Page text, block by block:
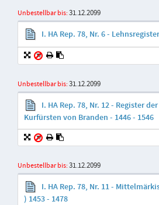
Unbestellbar bis:31.12.2099
I. HA Rep. 78, Nr. 6 -
Unbestellbar bis:31.12.2099
I. HA Rep. 78, Nr. 12 - Register
Kurfürsten von Branden - 1446 - 1546
Unbestellbar bis:31.12.2099
I. HA Rep. 78, Nr. 11 -
) 1453 - 1478